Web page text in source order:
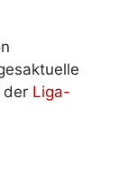
der Liga-